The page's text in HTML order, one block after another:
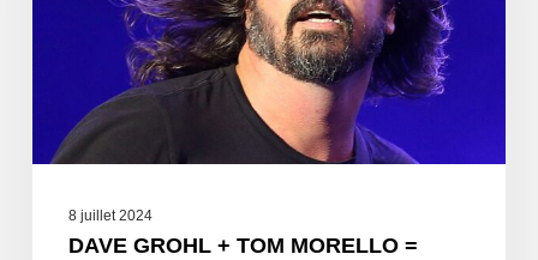
8 juillet 2024
DAVE GROHL + TOM MORELLO =